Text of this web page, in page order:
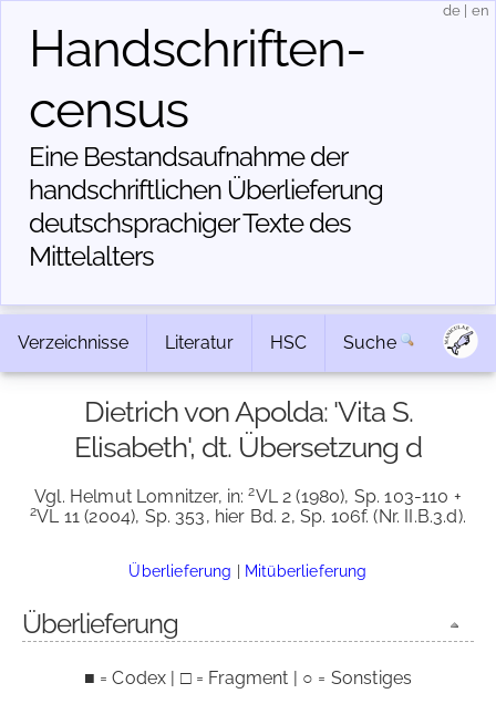
Handschriften­
census
Eine Bestandsaufnahme der
handschriftlichen Über­lieferung
deutschsprachiger Texte des
Mittelalters
de en
Verzeichnisse Literatur HSC Suche
Dietrich von Apolda: 'Vita S.
Elisabeth', dt. Übersetzung d
Vgl. Helmut Lomnitzer, in:2VL 2 (1980), Sp. 103-110 +
2VL 11 (2004), Sp. 353, hier Bd. 2, Sp. 106f. (Nr. II.B.3.d).
Überlieferung | Mitüberlieferung
Überlieferung
■ = Codex | □ = Fragment | ○ = Sonstiges